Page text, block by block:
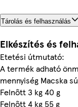
Tárolás és felhasználás
Elkészítés és
Etetési útmutató:
A termék adható
mennyiség Macska
Felnőtt 3 kg 40 g
Felnőtt 4 kg 55 g